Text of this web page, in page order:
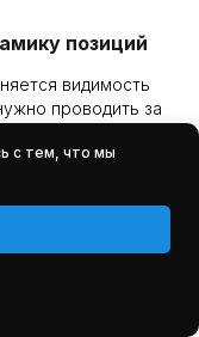
позиций
видимость
проводить за
запросам позиции
позитивное
с тем, что мы